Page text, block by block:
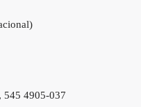
545 4905-037